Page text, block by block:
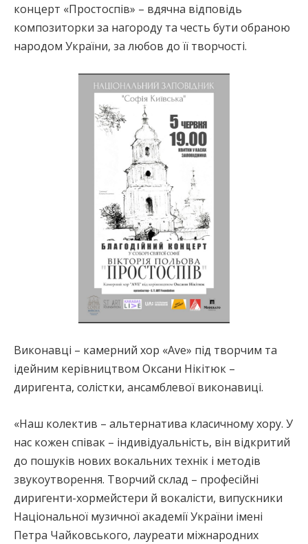
концерт «Простоспів» – вдячна відповідь
композиторки за нагороду та честь бути обраною
народом України, за любов до її творчості.
Виконавці – камерний хор «Ave» під творчим та
ідейним керівництвом Оксани Нікітюк –
диригента, солістки, ансамблевої виконавиці.
«Наш колектив – альтернатива класичному хору. У
нас кожен співак – індивідуальність, він відкритий
до пошуків нових вокальних технік і методів
звукоутворення. Творчий склад – професійні
диригенти-хормейстери й вокалісти, випускники
Національної музичної академії України імені
Петра Чайковського, лауреати міжнародних